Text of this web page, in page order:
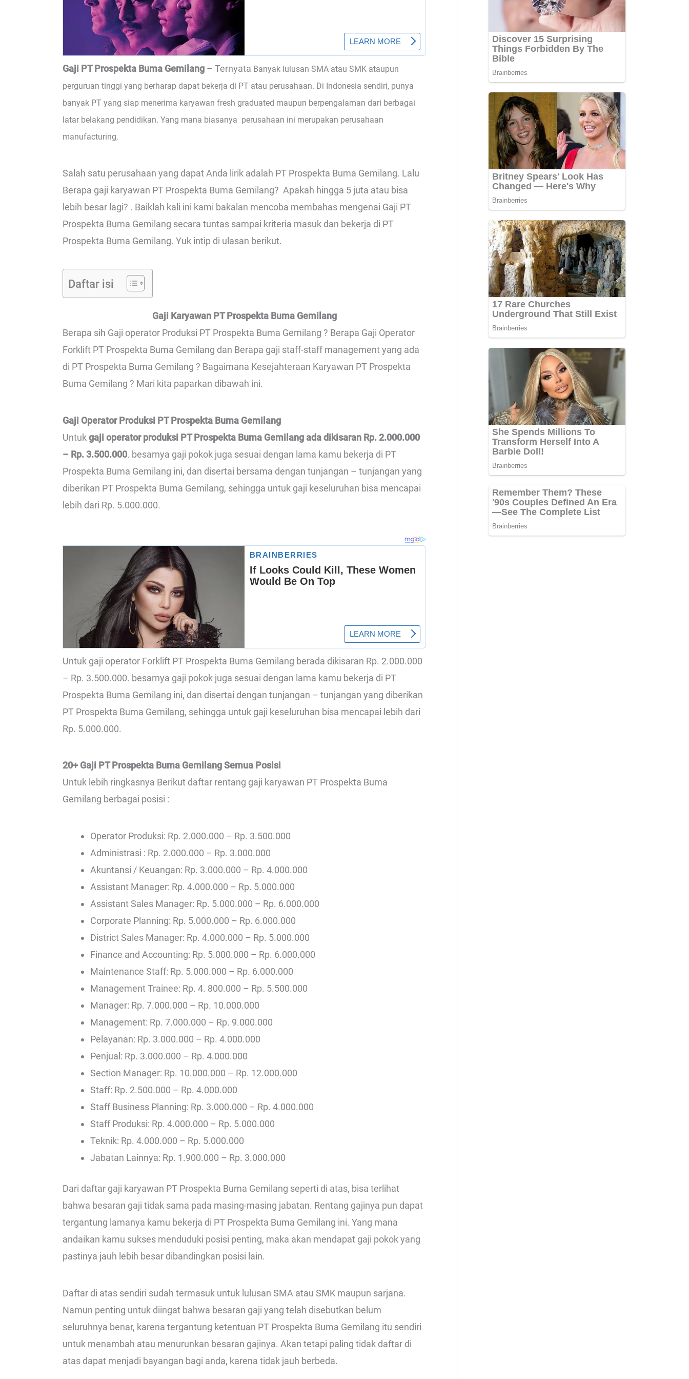
Gaji PT Prospekta Buma Gemilang – Ternyata Banyak lulusan SMA atau SMK ataupun
perguruan tinggi yang berharap dapat bekerja di PT atau perusahaan. Di Indonesia sendiri, punya
banyak PT yang siap menerima karyawan fresh graduated maupun berpengalaman dari berbagai
latar belakang pendidikan. Yang mana biasanya perusahaan ini merupakan perusahaan
manufacturing,
Salah satu perusahaan yang dapat Anda lirik adalah PT Prospekta Buma Gemilang. Lalu
Berapa gaji karyawan PT Prospekta Buma Gemilang? Apakah hingga 5 juta atau bisa
lebih besar lagi? . Baiklah kali ini kami bakalan mencoba membahas mengenai Gaji PT
Prospekta Buma Gemilang secara tuntas sampai kriteria masuk dan bekerja di PT
Prospekta Buma Gemilang. Yuk intip di ulasan berikut.
Daftar isi
Gaji Karyawan PT Prospekta Buma Gemilang
Berapa sih Gaji operator Produksi PT Prospekta Buma Gemilang ? Berapa Gaji Operator
Forklift PT Prospekta Buma Gemilang dan Berapa gaji staff-staff management yang ada
di PT Prospekta Buma Gemilang ? Bagaimana Kesejahteraan Karyawan PT Prospekta
Buma Gemilang ? Mari kita paparkan dibawah ini.
Gaji Operator Produksi PT Prospekta Buma Gemilang
Untukgaji operator produksi PT Prospekta Buma Gemilang ada dikisaran Rp. 2.000.000
– Rp. 3.500.000. besarnya gaji pokok juga sesuai dengan lama kamu bekerja di PT
Prospekta Buma Gemilang ini, dan disertai bersama dengan tunjangan – tunjangan yang
diberikan PT Prospekta Buma Gemilang, sehingga untuk gaji keseluruhan bisa mencapai
lebih dari Rp. 5.000.000.
Untuk gaji operator Forklift PT Prospekta Buma Gemilang berada dikisaran Rp. 2.000.000
– Rp. 3.500.000. besarnya gaji pokok juga sesuai dengan lama kamu bekerja di PT
Prospekta Buma Gemilang ini, dan disertai dengan tunjangan – tunjangan yang diberikan
PT Prospekta Buma Gemilang, sehingga untuk gaji keseluruhan bisa mencapai lebih dari
Rp. 5.000.000.
20+ Gaji PT Prospekta Buma Gemilang Semua Posisi
Untuk lebih ringkasnya Berikut daftar rentang gaji karyawan PT Prospekta Buma
Gemilang berbagai posisi :
Operator Produksi: Rp. 2.000.000 – Rp. 3.500.000
Administrasi : Rp. 2.000.000 – Rp. 3.000.000
Akuntansi / Keuangan: Rp. 3.000.000 – Rp. 4.000.000
Assistant Manager: Rp. 4.000.000 – Rp. 5.000.000
Assistant Sales Manager: Rp. 5.000.000 – Rp. 6.000.000
Corporate Planning: Rp. 5.000.000 – Rp. 6.000.000
District Sales Manager: Rp. 4.000.000 – Rp. 5.000.000
Finance and Accounting: Rp. 5.000.000 – Rp. 6.000.000
Maintenance Staff: Rp. 5.000.000 – Rp. 6.000.000
Management Trainee: Rp. 4. 800.000 – Rp. 5.500.000
Manager: Rp. 7.000.000 – Rp. 10.000.000
Management: Rp. 7.000.000 – Rp. 9.000.000
Pelayanan: Rp. 3.000.000 – Rp. 4.000.000
Penjual: Rp. 3.000.000 – Rp. 4.000.000
Section Manager: Rp. 10.000.000 – Rp. 12.000.000
Staff: Rp. 2.500.000 – Rp. 4.000.000
Staff Business Planning: Rp. 3.000.000 – Rp. 4.000.000
Staff Produksi: Rp. 4.000.000 – Rp. 5.000.000
Teknik: Rp. 4.000.000 – Rp. 5.000.000
Jabatan Lainnya: Rp. 1.900.000 – Rp. 3.000.000
Dari daftar gaji karyawan PT Prospekta Buma Gemilang seperti di atas, bisa terlihat
bahwa besaran gaji tidak sama pada masing-masing jabatan. Rentang gajinya pun dapat
tergantung lamanya kamu bekerja di PT Prospekta Buma Gemilang ini. Yang mana
andaikan kamu sukses menduduki posisi penting, maka akan mendapat gaji pokok yang
pastinya jauh lebih besar dibandingkan posisi lain.
Daftar di atas sendiri sudah termasuk untuk lulusan SMA atau SMK maupun sarjana.
Namun penting untuk diingat bahwa besaran gaji yang telah disebutkan belum
seluruhnya benar, karena tergantung ketentuan PT Prospekta Buma Gemilang itu sendiri
untuk menambah atau menurunkan besaran gajinya. Akan tetapi paling tidak daftar di
atas dapat menjadi bayangan bagi anda, karena tidak jauh berbeda.